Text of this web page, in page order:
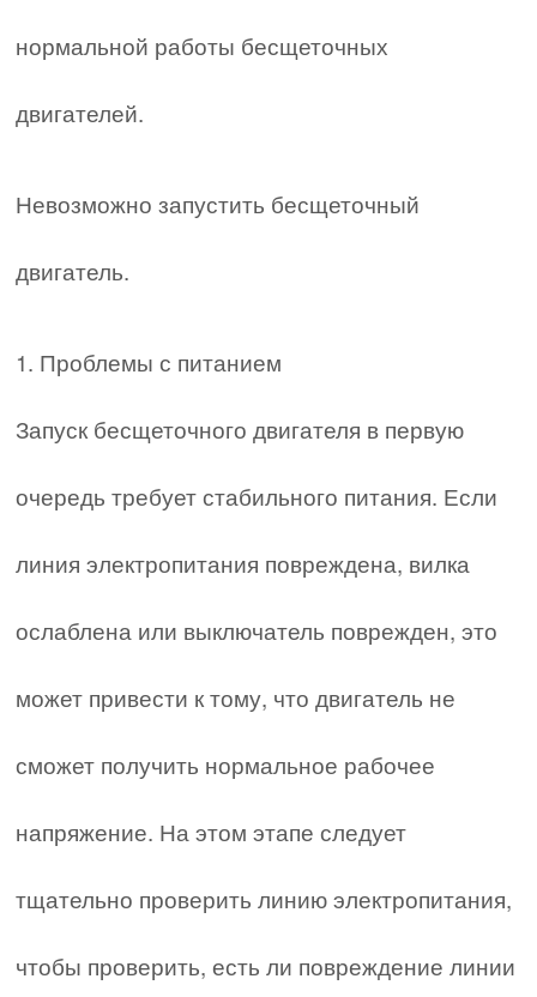
нормальной работы бесщеточных
двигателей.
Невозможно запустить бесщеточный
двигатель.
1. Проблемы с питанием
Запуск бесщеточного двигателя в первую
очередь требует стабильного питания. Если
линия электропитания повреждена, вилка
ослаблена или выключатель поврежден, это
может привести к тому, что двигатель не
сможет получить нормальное рабочее
напряжение. На этом этапе следует
тщательно проверить линию электропитания,
чтобы проверить, есть ли повреждение линии